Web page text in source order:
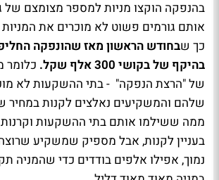
בהנפקה הוקצו מניות למספר מצומצם של
אותם גורמים פשוט לא מוכרים את
כך שבחודש הראשון מאז שהונפקה
בהיקף של בקושי 300 אלף שקל.
כלומר
של "הרצת הנפקה" - בתי ההשקעות לא
שלהם והמשקיעים נאלצים לקנות במחיר
ממה ששילמו אותם בתי ההשקעות וקרנות
בעניין לקנות, אבל מספיק שמשקיע
נמוך, אפילו אלפים בודדים כדי שהמניה